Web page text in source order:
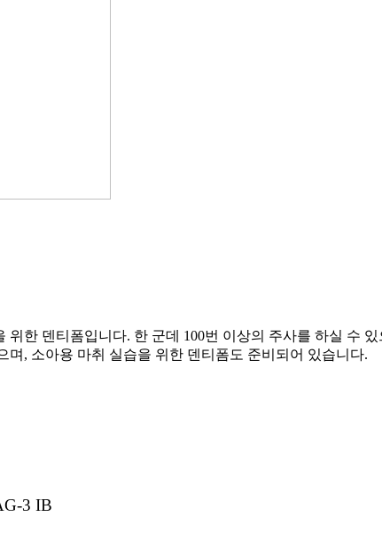
위한 덴티폼입니다. 한 군데 100번 이상의 주사를 하실 수
며, 소아용 마취 실습을 위한 덴티폼도 준비되어 있습니다.
3 IB